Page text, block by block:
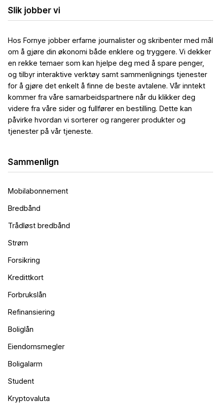
Slik jobber vi
Hos Fornye jobber erfarne journalister og skribenter med mål
om å gjøre din økonomi både enklere og tryggere. Vi dekker
en rekke temaer som kan hjelpe deg med å spare penger,
og tilbyr interaktive verktøy samt sammenlignings tjenester
for å gjøre det enkelt å finne de beste avtalene. Vår inntekt
kommer fra våre samarbeidspartnere når du klikker deg
videre fra våre sider og fullfører en bestilling. Dette kan
påvirke hvordan vi sorterer og rangerer produkter og
tjenester på vår tjeneste.
Sammenlign
Mobilabonnement
Bredbånd
Trådløst bredbånd
Strøm
Forsikring
Kredittkort
Forbrukslån
Refinansiering
Boliglån
Eiendomsmegler
Boligalarm
Student
Kryptovaluta